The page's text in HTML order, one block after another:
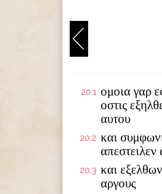
20:1 ομοια γαρ
οστις
αυτου
20:2 και
20:3 και
αργους